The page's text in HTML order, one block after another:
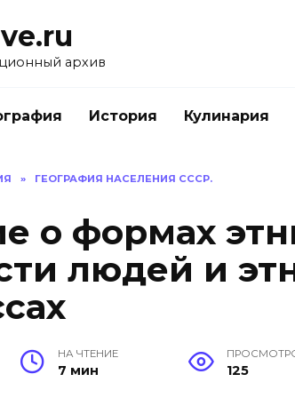
архив
История Кулинария
» ГЕОГРАФИЯ НАСЕЛЕНИЯ СССР.
о формах
людей и
НА ЧТЕНИЕ
7 мин 125